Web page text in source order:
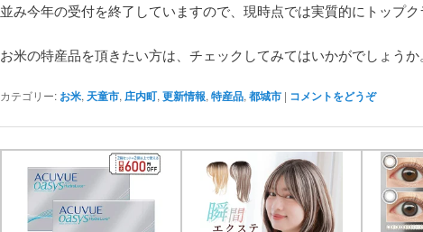
並み今年の受付を終了していますので、現時点では実質的にトップク
お米の特産品を頂きたい方は、チェックしてみてはいかがでしょうか。
カテゴリー: お米, 天童市, 庄内町, 更新情報, 特産品, 都城市 | コメントをどうぞ